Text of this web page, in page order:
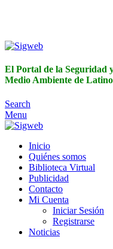
El Portal de la Seguridad
Medio Ambiente de
Search
Menu
Inicio
Quiénes somos
Biblioteca Virtual
Publicidad
Contacto
Mi Cuenta
Iniciar Sesión
Registrarse
Noticias